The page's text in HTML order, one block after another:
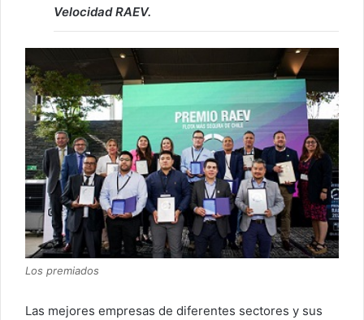
Velocidad RAEV.
Los premiados
Las mejores empresas de diferentes sectores y sus